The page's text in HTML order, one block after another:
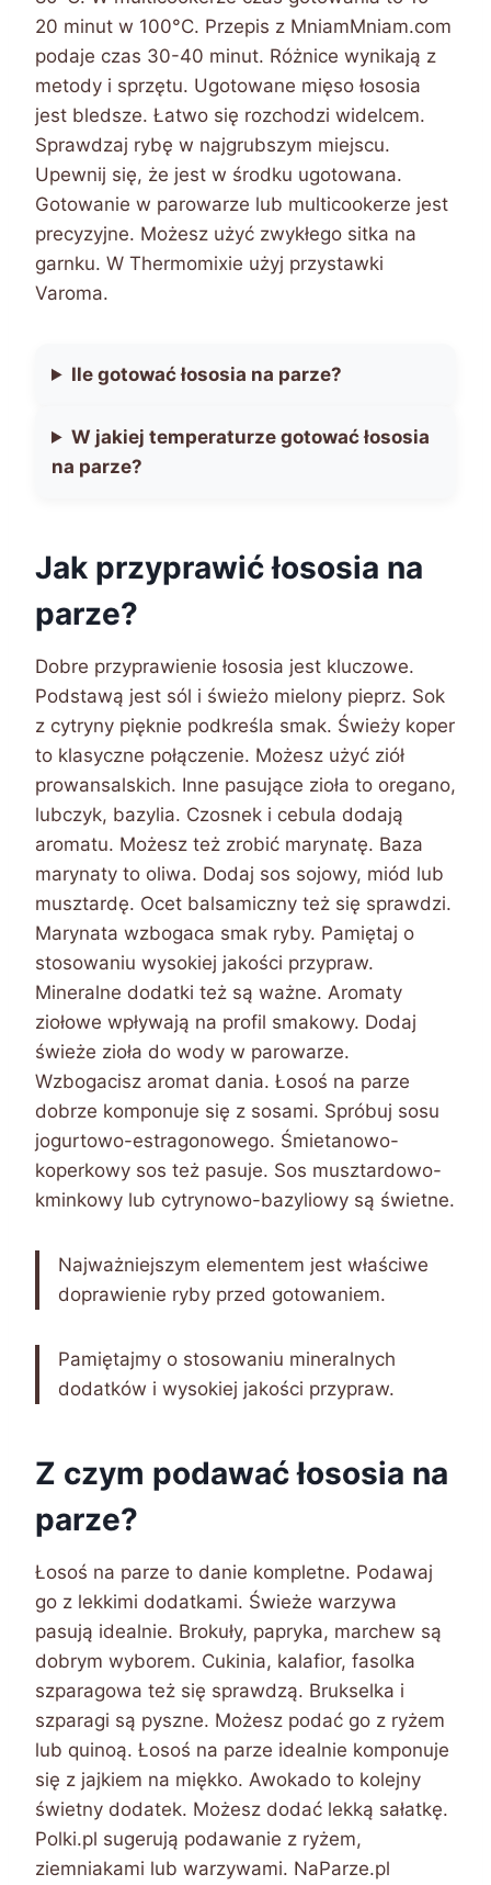
20 minut w 100°C. Przepis z MniamMniam.com
podaje czas 30-40 minut. Różnice wynikają z
metody i sprzętu. Ugotowane mięso łososia
jest bledsze. Łatwo się rozchodzi widelcem.
Sprawdzaj rybę w najgrubszym miejscu.
Upewnij się, że jest w środku ugotowana.
Gotowanie w parowarze lub multicookerze jest
precyzyjne. Możesz użyć zwykłego sitka na
garnku. W Thermomixie użyj przystawki
Varoma.
Ile gotować łososia na parze?
W jakiej temperaturze gotować łososia
na parze?
Jak przyprawić łososia na
parze?
Dobre przyprawienie łososia jest kluczowe.
Podstawą jest sól i świeżo mielony pieprz. Sok
z cytryny pięknie podkreśla smak. Świeży koper
to klasyczne połączenie. Możesz użyć ziół
prowansalskich. Inne pasujące zioła to oregano,
lubczyk, bazylia. Czosnek i cebula dodają
aromatu. Możesz też zrobić marynatę. Baza
marynaty to oliwa. Dodaj sos sojowy, miód lub
musztardę. Ocet balsamiczny też się sprawdzi.
Marynata wzbogaca smak ryby. Pamiętaj o
stosowaniu wysokiej jakości przypraw.
Mineralne dodatki też są ważne. Aromaty
ziołowe wpływają na profil smakowy. Dodaj
świeże zioła do wody w parowarze.
Wzbogacisz aromat dania. Łosoś na parze
dobrze komponuje się z sosami. Spróbuj sosu
jogurtowo-estragonowego. Śmietanowo-
koperkowy sos też pasuje. Sos musztardowo-
kminkowy lub cytrynowo-bazyliowy są świetne.
Najważniejszym elementem jest właściwe
doprawienie ryby przed gotowaniem.
Pamiętajmy o stosowaniu mineralnych
dodatków i wysokiej jakości przypraw.
Z czym podawać łososia na
parze?
Łosoś na parze to danie kompletne. Podawaj
go z lekkimi dodatkami. Świeże warzywa
pasują idealnie. Brokuły, papryka, marchew są
dobrym wyborem. Cukinia, kalafior, fasolka
szparagowa też się sprawdzą. Brukselka i
szparagi są pyszne. Możesz podać go z ryżem
lub quinoą. Łosoś na parze idealnie komponuje
się z jajkiem na miękko. Awokado to kolejny
świetny dodatek. Możesz dodać lekką sałatkę.
Polki.pl sugerują podawanie z ryżem,
ziemniakami lub warzywami. NaParze.pl